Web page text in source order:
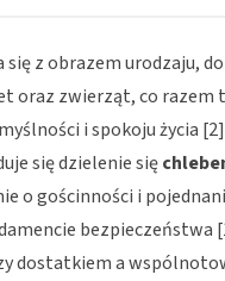
się z obrazem urodzaju,
oraz zwierząt, co razem
i spokoju życia
się dzielenie się
o gościnności i
bezpieczeństwa
dostatkiem a